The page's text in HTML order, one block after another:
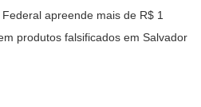
Federal apreende mais de R$ 1
produtos falsificados em Salvador